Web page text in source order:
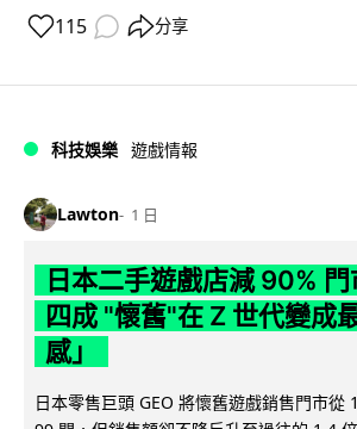
115 分享
科技娛樂 遊戲情報
Lawton 1 日
日本二手遊戲店減 90%
四成 "懷舊"在 Z 世代變成
感」
日本零售巨頭 GEO 將懷舊遊戲銷售門市從